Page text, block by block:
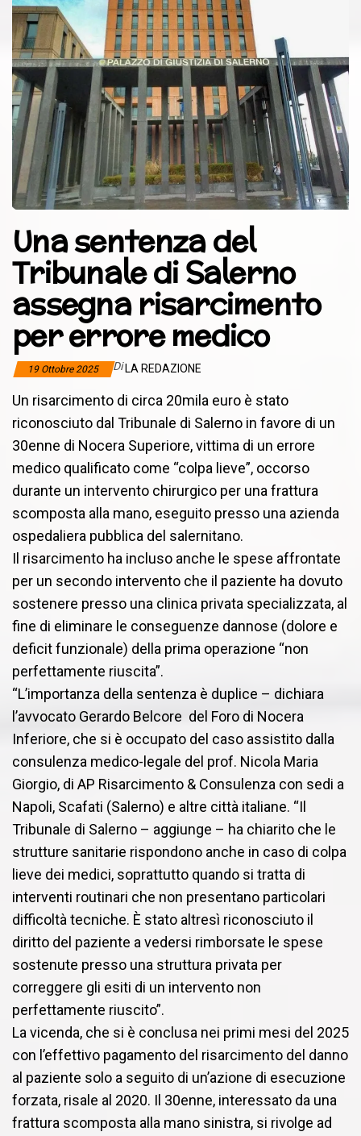
Una sentenza del
Tribunale di Salerno
assegna risarcimento
per errore medico
19 Ottobre 2025 Di LA REDAZIONE
Un risarcimento di circa 20mila euro è stato
riconosciuto dal Tribunale di Salerno in favore di un
30enne di Nocera Superiore, vittima di un errore
medico qualificato come “colpa lieve”, occorso
durante un intervento chirurgico per una frattura
scomposta alla mano, eseguito presso una azienda
ospedaliera pubblica del salernitano.
Il risarcimento ha incluso anche le spese affrontate
per un secondo intervento che il paziente ha dovuto
sostenere presso una clinica privata specializzata, al
fine di eliminare le conseguenze dannose (dolore e
deficit funzionale) della prima operazione “non
perfettamente riuscita”.
“L’importanza della sentenza è duplice – dichiara
l’avvocato Gerardo Belcore del Foro di Nocera
Inferiore, che si è occupato del caso assistito dalla
consulenza medico-legale del prof. Nicola Maria
Giorgio, di AP Risarcimento & Consulenza con sedi a
Napoli, Scafati (Salerno) e altre città italiane. “Il
Tribunale di Salerno – aggiunge – ha chiarito che le
strutture sanitarie rispondono anche in caso di colpa
lieve dei medici, soprattutto quando si tratta di
interventi routinari che non presentano particolari
difficoltà tecniche. È stato altresì riconosciuto il
diritto del paziente a vedersi rimborsate le spese
sostenute presso una struttura privata per
correggere gli esiti di un intervento non
perfettamente riuscito”.
La vicenda, che si è conclusa nei primi mesi del 2025
con l’effettivo pagamento del risarcimento del danno
al paziente solo a seguito di un’azione di esecuzione
forzata, risale al 2020. Il 30enne, interessato da una
frattura scomposta alla mano sinistra, si rivolge ad